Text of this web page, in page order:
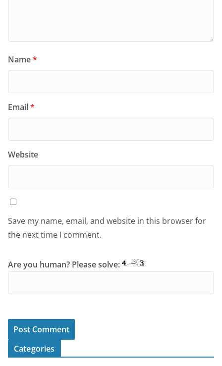
Name*
Email*
Website
Save my name, email, and website in this browser for
the next time I comment.
Are you human? Please solve:
Categories